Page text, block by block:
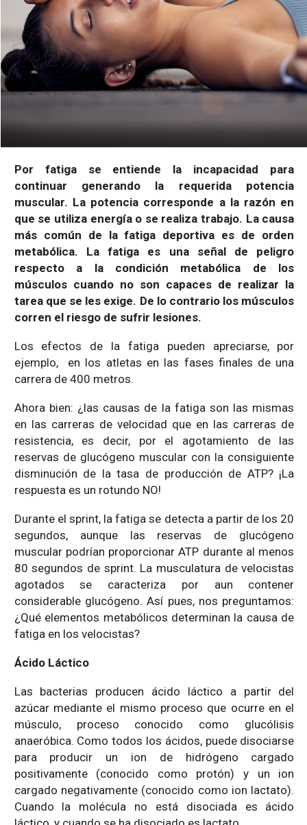
Por fatiga se entiende la incapacidad para
continuar generando la requerida potencia
muscular. La potencia corresponde a la razón en
que se utiliza energía o se realiza trabajo. La causa
más común de la fatiga deportiva es de orden
metabólica. La fatiga es una señal de peligro
respecto a la condición metabólica de los
músculos cuando no son capaces de realizar la
tarea que se les exige. De lo contrario los músculos
corren el riesgo de sufrir lesiones.
Los efectos de la fatiga pueden apreciarse, por
ejemplo, en los atletas en las fases finales de una
carrera de 400 metros.
Ahora bien: ¿las causas de la fatiga son las mismas
en las carreras de velocidad que en las carreras de
resistencia, es decir, por el agotamiento de las
reservas de glucógeno muscular con la consiguiente
disminución de la tasa de producción de ATP? ¡La
respuesta es un rotundo NO!
Durante el sprint, la fatiga se detecta a partir de los 20
segundos, aunque las reservas de glucógeno
muscular podrían proporcionar ATP durante al menos
80 segundos de sprint. La musculatura de velocistas
agotados se caracteriza por aun contener
considerable glucógeno. Así pues, nos preguntamos:
¿Qué elementos metabólicos determinan la causa de
fatiga en los velocistas?
Ácido Láctico
Las bacterias producen ácido láctico a partir del
azúcar mediante el mismo proceso que ocurre en el
músculo, proceso conocido como glucólisis
anaeróbica. Como todos los ácidos, puede disociarse
para producir un ion de hidrógeno cargado
positivamente (conocido como protón) y un ion
cargado negativamente (conocido como ion lactato).
Cuando la molécula no está disociada es ácido